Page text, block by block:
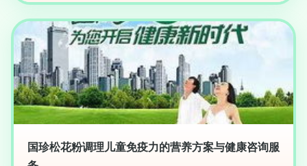
国珍松花粉调理儿童免疫力的营养方案与健康咨询服